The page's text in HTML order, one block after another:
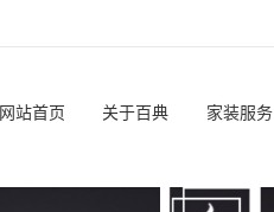
网站首页 关于百典 家装服务